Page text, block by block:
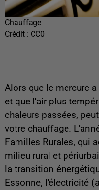
Chauffage
Crédit : CC0
Alors que le mercure
et que l'air plus
chaleurs passées,
votre chauffage.
Familles Rurales, qui
milieu rural et
la transition
Essonne, l'électricité